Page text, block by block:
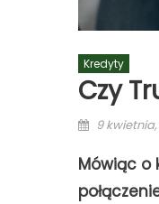
Kredyty
Czy
Posted
9 kwietnia,
Mówiąc o